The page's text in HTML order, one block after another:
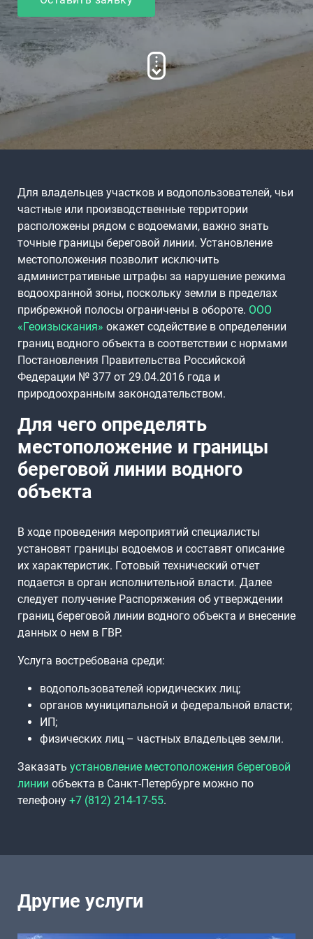
Для владельцев участков и водопользователей, чьи
частные или производственные территории
расположены рядом с водоемами, важно знать
точные границы береговой линии. Установление
местоположения позволит исключить
административные штрафы за нарушение режима
водоохранной зоны, поскольку земли в пределах
прибрежной полосы ограничены в обороте. ООО
«Геоизыскания» окажет содействие в определении
границ водного объекта в соответствии с нормами
Постановления Правительства Российской
Федерации № 377 от 29.04.2016 года и
природоохранным законодательством.
Для чего определять
местоположение и границы
береговой линии водного
объекта
В ходе проведения мероприятий специалисты
установят границы водоемов и составят описание
их характеристик. Готовый технический отчет
подается в орган исполнительной власти. Далее
следует получение Распоряжения об утверждении
границ береговой линии водного объекта и внесение
данных о нем в ГВР.
Услуга востребована среди:
водопользователей юридических лиц;
органов муниципальной и федеральной власти;
ИП;
физических лиц – частных владельцев земли.
Заказать установление местоположения береговой
линии объекта в Санкт-Петербурге можно по
телефону +7 (812) 214-17-55.
Другие услуги